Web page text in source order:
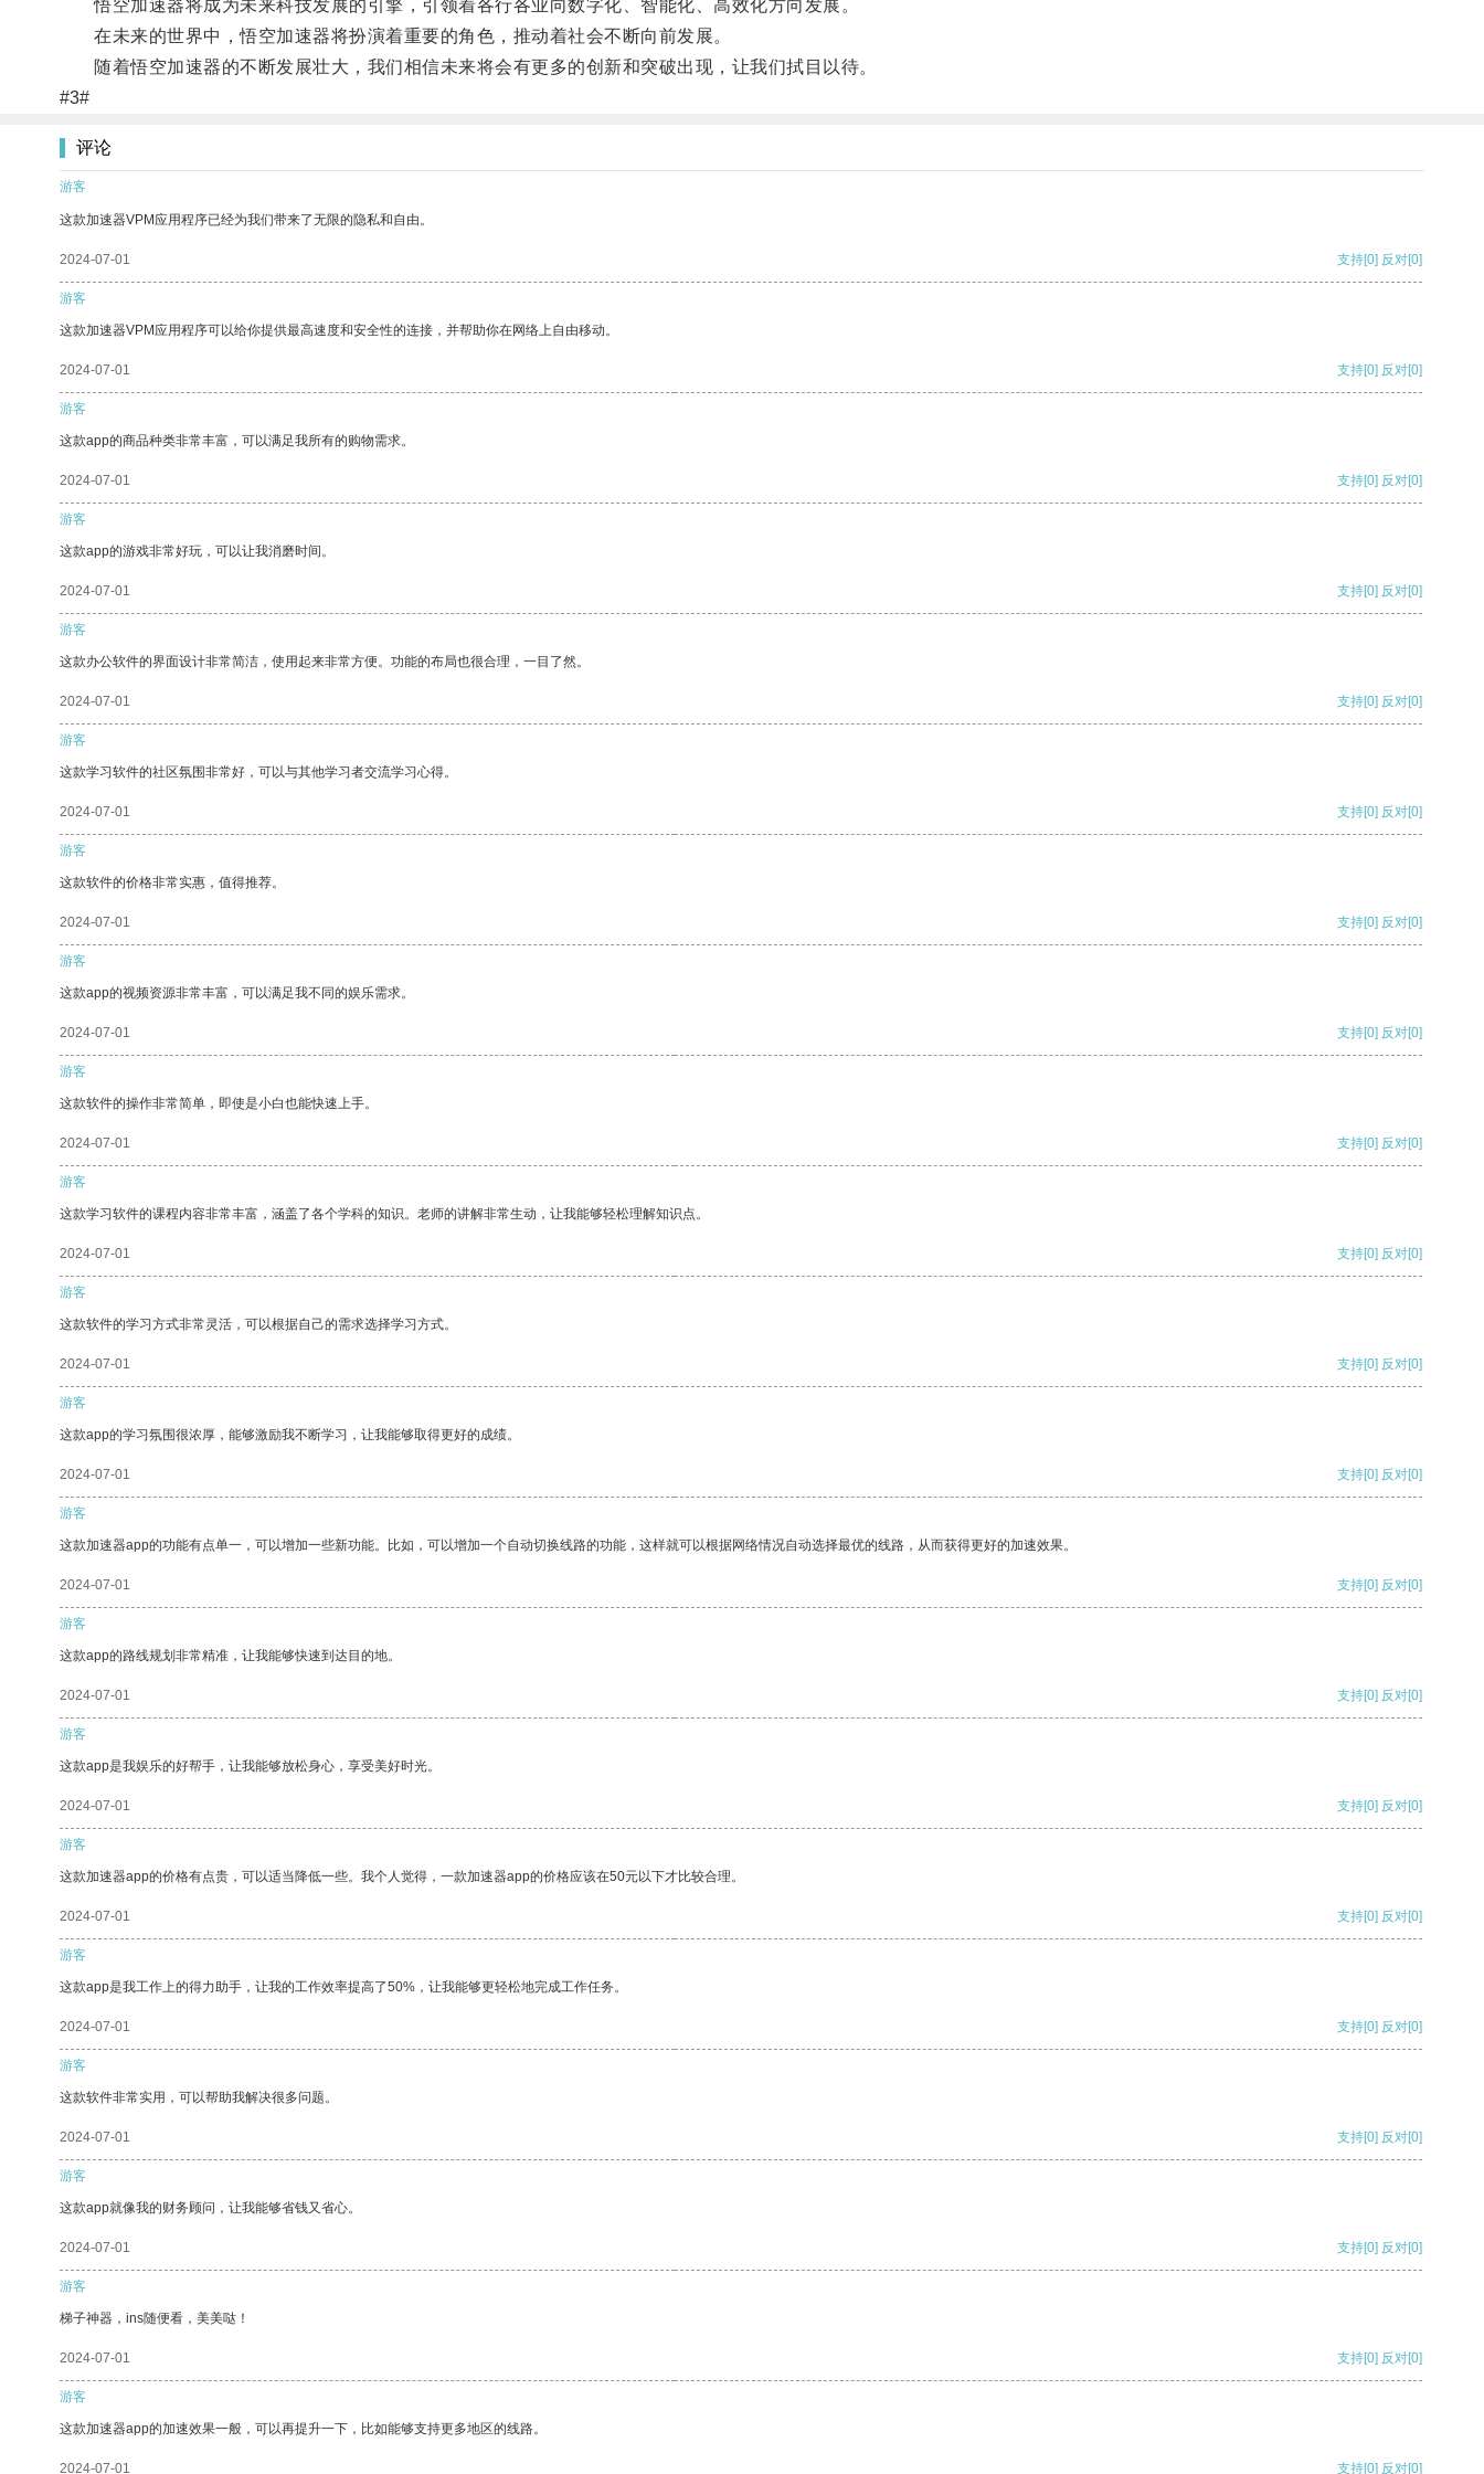
悟空加速器将成为未来科技发展的引擎，引领着各行各业向数字化、智能化、高效化方向发展。
在未来的世界中，悟空加速器将扮演着重要的角色，推动着社会不断向前发展。
随着悟空加速器的不断发展壮大，我们相信未来将会有更多的创新和突破出现，让我们拭目以待。
#3#
评论
游客
这款加速器VPM应用程序已经为我们带来了无限的隐私和自由。
2024-07-01 支持[0] 反对[0]
游客
这款加速器VPM应用程序可以给你提供最高速度和安全性的连接，并帮助你在网络上自由移动。
2024-07-01 支持[0] 反对[0]
游客
这款app的商品种类非常丰富，可以满足我所有的购物需求。
2024-07-01 支持[0] 反对[0]
游客
这款app的游戏非常好玩，可以让我消磨时间。
2024-07-01 支持[0] 反对[0]
游客
这款办公软件的界面设计非常简洁，使用起来非常方便。功能的布局也很合理，一目了然。
2024-07-01 支持[0] 反对[0]
游客
这款学习软件的社区氛围非常好，可以与其他学习者交流学习心得。
2024-07-01 支持[0] 反对[0]
游客
这款软件的价格非常实惠，值得推荐。
2024-07-01 支持[0] 反对[0]
游客
这款app的视频资源非常丰富，可以满足我不同的娱乐需求。
2024-07-01 支持[0] 反对[0]
游客
这款软件的操作非常简单，即使是小白也能快速上手。
2024-07-01 支持[0] 反对[0]
游客
这款学习软件的课程内容非常丰富，涵盖了各个学科的知识。老师的讲解非常生动，让我能够轻松理解知识点。
2024-07-01 支持[0] 反对[0]
游客
这款软件的学习方式非常灵活，可以根据自己的需求选择学习方式。
2024-07-01 支持[0] 反对[0]
游客
这款app的学习氛围很浓厚，能够激励我不断学习，让我能够取得更好的成绩。
2024-07-01 支持[0] 反对[0]
游客
这款加速器app的功能有点单一，可以增加一些新功能。比如，可以增加一个自动切换线路的功能，这样就可以根据网络情况自动选择最优的线路，从而获得更好的加速效果。
2024-07-01 支持[0] 反对[0]
游客
这款app的路线规划非常精准，让我能够快速到达目的地。
2024-07-01 支持[0] 反对[0]
游客
这款app是我娱乐的好帮手，让我能够放松身心，享受美好时光。
2024-07-01 支持[0] 反对[0]
游客
这款加速器app的价格有点贵，可以适当降低一些。我个人觉得，一款加速器app的价格应该在50元以下才比较合理。
2024-07-01 支持[0] 反对[0]
游客
这款app是我工作上的得力助手，让我的工作效率提高了50%，让我能够更轻松地完成工作任务。
2024-07-01 支持[0] 反对[0]
游客
这款软件非常实用，可以帮助我解决很多问题。
2024-07-01 支持[0] 反对[0]
游客
这款app就像我的财务顾问，让我能够省钱又省心。
2024-07-01 支持[0] 反对[0]
游客
梯子神器，ins随便看，美美哒！
2024-07-01 支持[0] 反对[0]
游客
这款加速器app的加速效果一般，可以再提升一下，比如能够支持更多地区的线路。
2024-07-01 支持[0] 反对[0]